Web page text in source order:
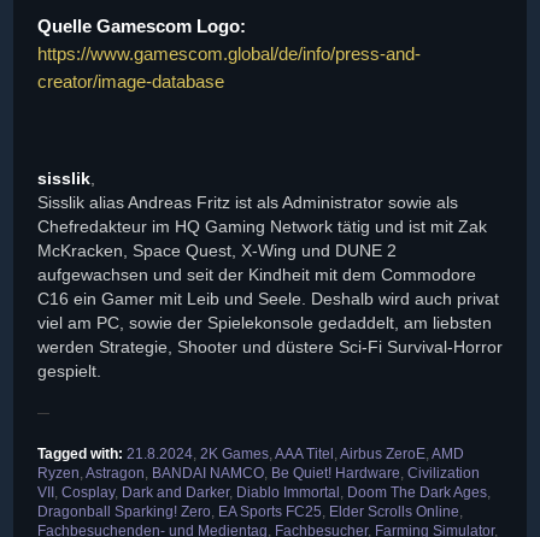
Quelle Gamescom Logo:
https://www.gamescom.global/de/info/press-and-
creator/image-database
sisslik,
Sisslik alias Andreas Fritz ist als Administrator sowie als
Chefredakteur im HQ Gaming Network tätig und ist mit Zak
McKracken, Space Quest, X-Wing und DUNE 2
aufgewachsen und seit der Kindheit mit dem Commodore
C16 ein Gamer mit Leib und Seele. Deshalb wird auch privat
viel am PC, sowie der Spielekonsole gedaddelt, am liebsten
werden Strategie, Shooter und düstere Sci-Fi Survival-Horror
gespielt.
Tagged with: 21.8.2024, 2K Games,AAA Titel ,Airbus ZeroE,AMD
Ryzen,Astragon, BANDAI NAMCO, Be Quiet! Hardware, Civilization
VII , Cosplay, Dark and Darker, Diablo Immortal , Doom The Dark Ages,
Dragonball Sparking! Zero, EA Sports FC25, Elder Scrolls Online,
Fachbesuchenden- und Medientag, Fachbesucher, Farming Simulator,